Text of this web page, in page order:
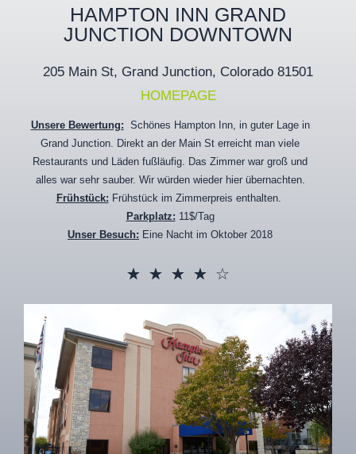
HAMPTON INN GRAND
JUNCTION DOWNTOWN
205 Main St, Grand Junction, Colorado 81501
HOMEPAGE
Unsere Bewertung: Schönes Hampton Inn, in guter Lage in
Grand Junction. Direkt an der Main St erreicht man viele
Restaurants und Läden fußläufig. Das Zimmer war groß und
alles war sehr sauber. Wir würden wieder hier übernachten.
Frühstück: Frühstück im Zimmerpreis enthalten.
Parkplatz: 11$/Tag
Unser Besuch: Eine Nacht im Oktober 2018
☆ ☆ ☆ ☆ ☆